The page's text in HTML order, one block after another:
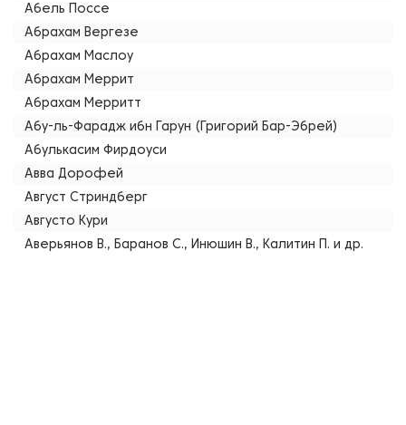
Абель Поссе
Абрахам Вергезе
Абрахам Маслоу
Абрахам Меррит
Абрахам Мерритт
Абу-ль-Фарадж ибн Гарун (Григорий Бар-Эбрей)
Абулькасим Фирдоуси
Авва Дорофей
Август Стриндберг
Августо Кури
Аверьянов В., Баранов С., Инюшин В., Калитин П. и др.